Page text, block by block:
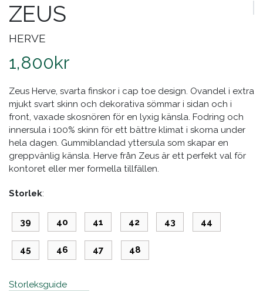
ZEUS
HERVE
1,800kr
Zeus Herve, svarta finskor i cap toe design. Ovandel i extra
mjukt svart skinn och dekorativa sömmar i sidan och i
front, vaxade skosnören för en lyxig känsla. Fodring och
innersula i 100% skinn för ett bättre klimat i skorna under
hela dagen. Gummiblandad yttersula som skapar en
greppvänlig känsla. Herve från Zeus är ett perfekt val för
kontoret eller mer formella tillfällen.
Storlek
39 40 41 42 43 44
45 46 47 48
Storleksguide